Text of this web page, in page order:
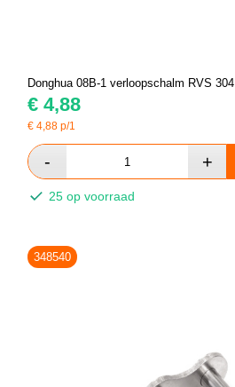
Donghua 08B-1 verloopschalm RVS 304
€ 4,88
€4,88 p/1
25 op voorraad
348540